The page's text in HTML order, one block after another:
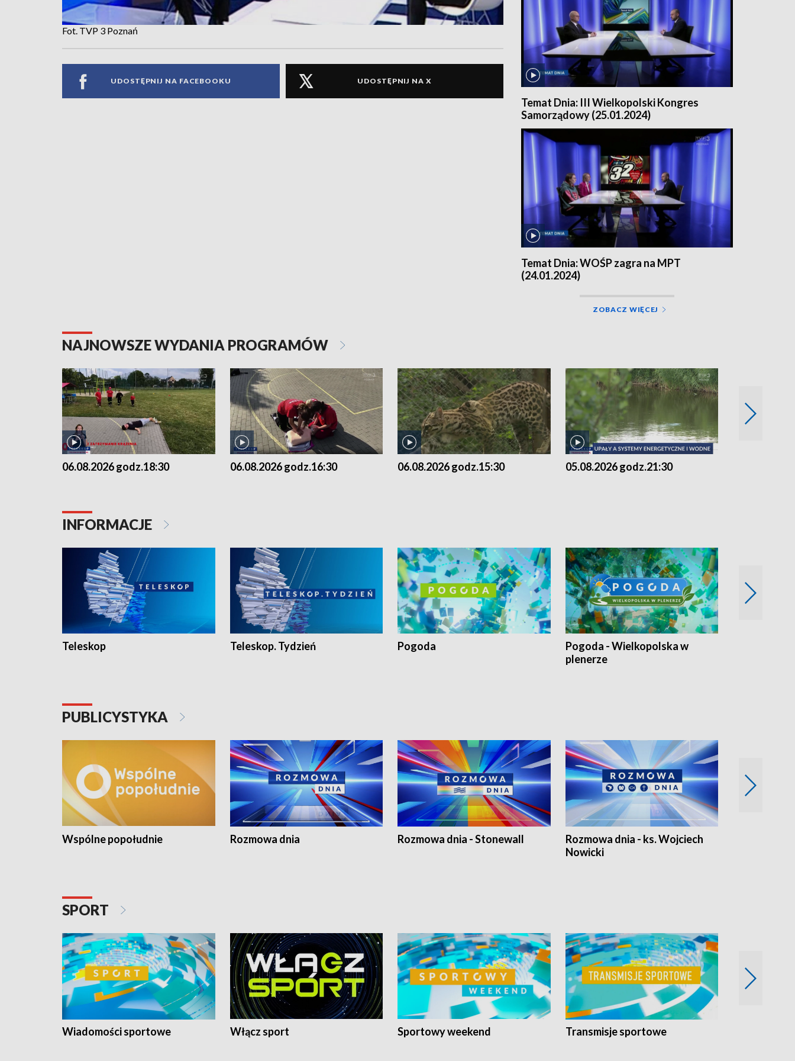
Fot. TVP 3 Poznań
UDOSTĘPNIJ NA FACEBOOKU UDOSTĘPNIJ NA X
Temat Dnia: III Wielkopolski Kongres
Samorządowy (25.01.2024)
Temat Dnia: WOŚP zagra na MPT
(24.01.2024)
ZOBACZ WIĘCEJ
NAJNOWSZE WYDANIA PROGRAMÓW
06.08.2026 godz.18:30 06.08.2026 godz.16:30 06.08.2026 godz.15:30 05.08.2026 godz.21:30
INFORMACJE
Teleskop Teleskop. Tydzień Pogoda
Pogoda - Wielkopolska w
plenerze
PUBLICYSTYKA
Wspólne popołudnie Rozmowa dnia Rozmowa dnia - Stonewall
Rozmowa dnia - ks. Wojciech
Nowicki
SPORT
Wiadomości sportowe Włącz sport Sportowy weekend Transmisje sportowe